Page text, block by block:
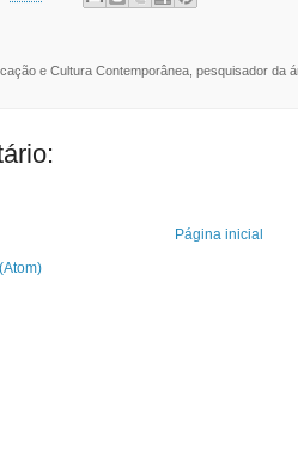
e Cultura Contemporânea, pesquisador da
Página inicial